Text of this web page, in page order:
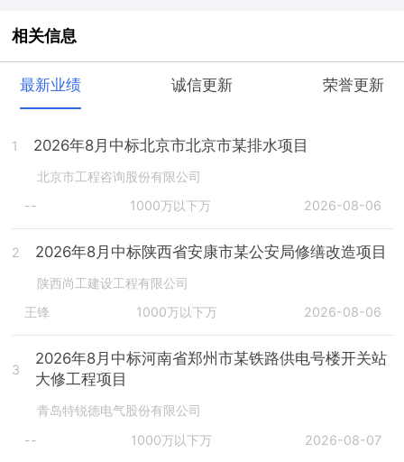
相关信息
最新业绩 诚信更新 荣誉更新
1 2026年8月中标北京市北京市某排水项目
北京市工程咨询股份有限公司
--
1000万以下万 2026-08-06
2 2026年8月中标陕西省安康市某公安局修缮改造项目
陕西尚工建设工程有限公司
王锋
1000万以下万 2026-08-06
3
2026年8月中标河南省郑州市某铁路供电号楼开关站
大修工程项目
青岛特锐德电气股份有限公司
--
1000万以下万 2026-08-07